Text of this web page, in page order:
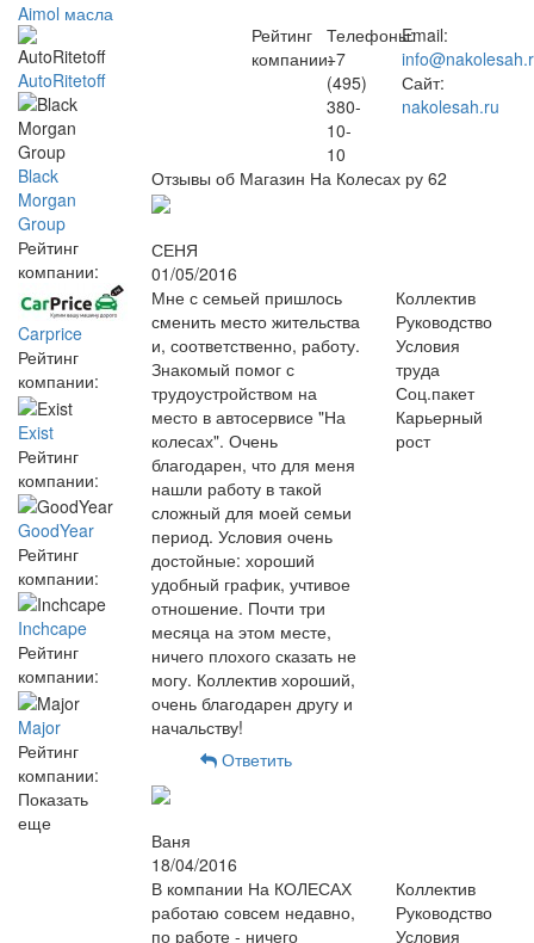
Aimol масла
AutoRitetoff
Black
Morgan
Group
Рейтинг
компании:
Carprice
Рейтинг
компании:
Exist
Рейтинг
компании:
GoodYear
Рейтинг
компании:
Inchcape
Рейтинг
компании:
Major
Рейтинг
компании:
Показать
еще
Рейтинг
компании:
Телефоны:
+7
(495)
380-
10-
10
Email:
Сайт:
nakolesah.ru
Отзывы об Магазин На Колесах ру 62
СЕНЯ
01/05/2016
Мне с семьей пришлось
сменить место жительства
и, соответственно, работу.
Знакомый помог с
трудоустройством на
место в автосервисе "На
колесах". Очень
благодарен, что для меня
нашли работу в такой
сложный для моей семьи
период. Условия очень
достойные: хороший
удобный график, учтивое
отношение. Почти три
месяца на этом месте,
ничего плохого сказать не
могу. Коллектив хороший,
очень благодарен другу и
начальству!
Коллектив
Руководство
Условия
труда
Соц.пакет
Карьерный
рост
Ответить
Ваня
18/04/2016
В компании На КОЛЕСАХ
работаю совсем недавно,
по работе - ничего
Коллектив
Руководство
Условия